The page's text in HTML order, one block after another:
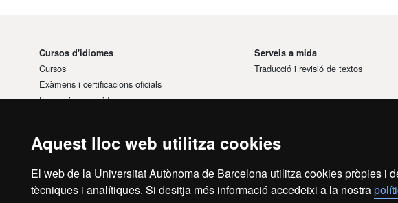
Aquest lloc web utilitza cookies
El web de la Universitat Autònoma de Barcelona utilitza cookies pròpies i
tècniques i analítiques. Si desitja més informació accedeixi a la nostra
Cursos d'idiomes
Cursos
Exàmens i certificacions oficials
Formacions a mida
Serveis a mida
Traducció i revisió de textos